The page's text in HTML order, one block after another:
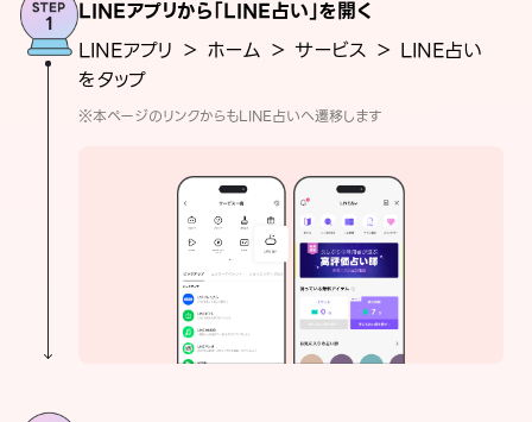
LINEアプリから「LINE占い」を開く
LINEアプリ ＞ ホーム ＞ サービス ＞ LINE占い
をタップ
※本ページのリンクからもLINE占いへ遷移します